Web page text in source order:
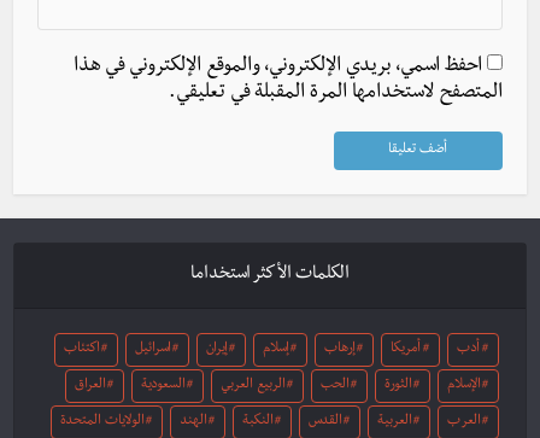
احفظ اسمي، بريدي الإلكتروني، والموقع الإلكتروني في هذا
المتصفح لاستخدامها المرة المقبلة في تعليقي.
الكلمات الأكثر استخداما
أدب أمريكا إرهاب إسلام إيران اسرائيل اكتئاب
الإسلام الثورة الحب الربيع العربي السعودية العراق
العرب العربية القدس النكبة الهند الولايات المتحدة